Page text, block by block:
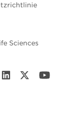
Sciences